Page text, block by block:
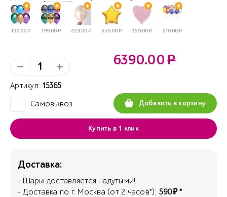
199.00Р 199.00Р 229.00Р 359.00Р 359.00Р 510.00Р
Артикул: 15365
Самовывоз
6390.00Р
Добавить в корзину
Купить в 1 клик
Доставка:
- Шары доставляется надутыми!
- Доставка по г. Москва (от 2 часов*): 590₽ *